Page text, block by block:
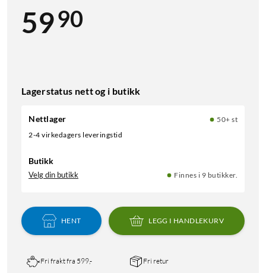
5990
Lagerstatus nett og i butikk
Nettlager
50+ st
2-4 virkedagers leveringstid
Butikk
Velg din butikk Finnes i 9 butikker.
HENT LEGG I HANDLEKURV
Fri frakt fra 599,- Fri retur